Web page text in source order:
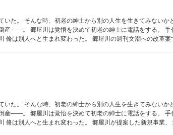
いた。 そんな時、初老の紳士から別の人生を生きてみないか
産――。 郷屋川は覚悟を決めて初老の紳士に電話をする。 手
った。 郷屋川の週刊文潮への改革案で部数増の兆
若い肉体に溺れた。 その頃、二代目社長の弟は、兄が別人
いた。 そんな時、初老の紳士から別の人生を生きてみないか
産――。 郷屋川は覚悟を決めて初老の紳士に電話をする。 手
った。 郷屋川が提案した新規事業、コミック雑誌